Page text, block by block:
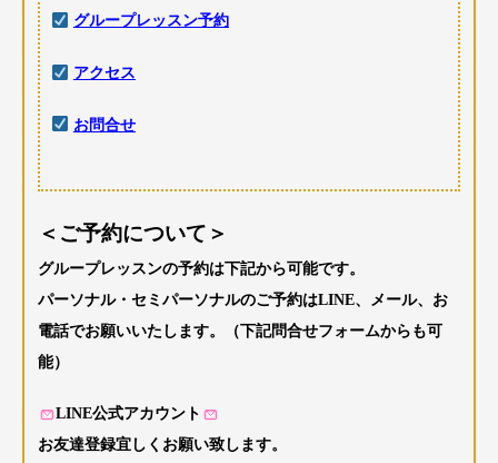
グループレッスン予約
アクセス
お問合せ
＜ご予約について＞
グループレッスンの予約は下記から可能です。
パーソナル・セミパーソナルのご予約はLINE、メール、お
電話でお願いいたします。（下記問合せフォームからも可
能）
LINE公式アカウント
お友達登録宜しくお願い致します。